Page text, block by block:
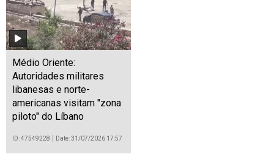
Médio Oriente:
Autoridades militares
libanesas e norte-
americanas visitam "zona
piloto" do Líbano
ID: 47549228 Date: 31/07/2026 17:57